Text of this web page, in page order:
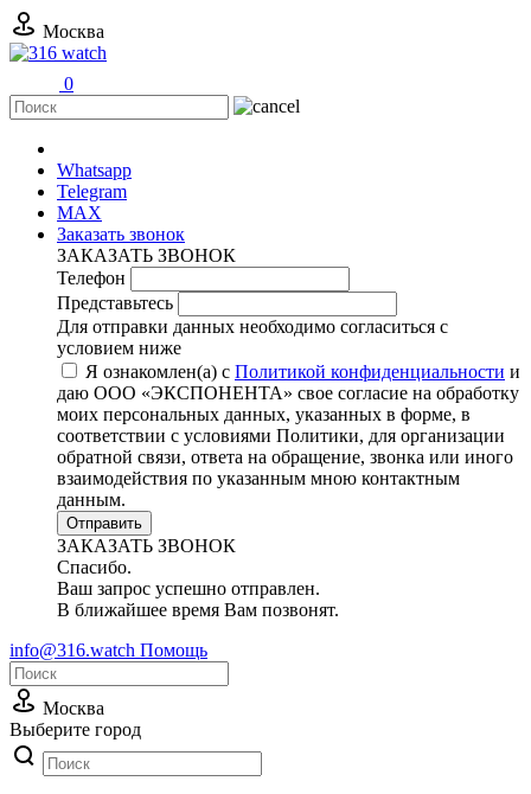
Москва
0
Whatsapp
Telegram
MAX
Заказать звонок
ЗАКАЗАТЬ ЗВОНОК
Телефон
Представьтесь
Для отправки данных необходимо согласиться с
условием ниже
Я ознакомлен(а) с Политикой конфиденциальности и
даю ООО «ЭКСПОНЕНТА» свое согласие на обработку
моих персональных данных, указанных в форме, в
соответствии с условиями Политики, для организации
обратной связи, ответа на обращение, звонка или иного
взаимодействия по указанным мною контактным
данным.
Отправить
ЗАКАЗАТЬ ЗВОНОК
Спасибо.
Ваш запрос успешно отправлен.
В ближайшее время Вам позвонят.
info@316.watch Помощь
Москва
Выберите город